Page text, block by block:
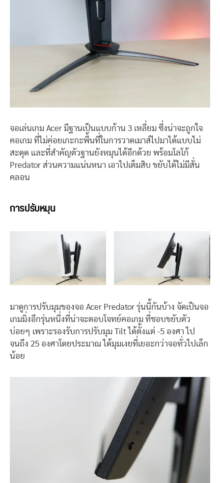
จอเล่นเกม Acer มีฐานเป็นแบบก้าน 3 เหลี่ยม ซึ่งน่าจะถูกใจ
คอเกม ที่ไม่ค่อยเกะกะพื้นที่ในการวาดเมาส์ไปมาได้แบบไม่
สะดุด และที่สำคัญตัวฐานยังหมุนได้อีกด้วย พร้อมโลโก้
Predator ส่วนความแน่นหนา เอาไปเต็มสิบ ขยับได้ไม่มีสั่น
คลอน
การปรับหมุน
มาดูการปรับมุมของจอ Acer Predator รุ่นนี้กันบ้าง จัดเป็นจอ
เกมมิ่งอีกรุ่นหนึ่งที่น่าจะตอบโจทย์คอเกม ที่ชอบขยับตัว
บ่อยๆ เพราะรองรับการปรับมุม Tilt ได้ตั้งแต่ -5 องศา ไป
จนถึง 25 องศาโดยประมาณ ได้มุมเงยที่เยอะกว่าจอทั่วไปเล็ก
น้อย